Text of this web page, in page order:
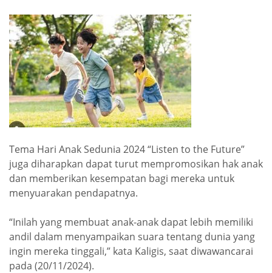
Tema Hari Anak Sedunia 2024 “Listen to the Future”
juga diharapkan dapat turut mempromosikan hak anak
dan memberikan kesempatan bagi mereka untuk
menyuarakan pendapatnya.
“Inilah yang membuat anak-anak dapat lebih memiliki
andil dalam menyampaikan suara tentang dunia yang
ingin mereka tinggali,” kata Kaligis, saat diwawancarai
pada (20/11/2024).